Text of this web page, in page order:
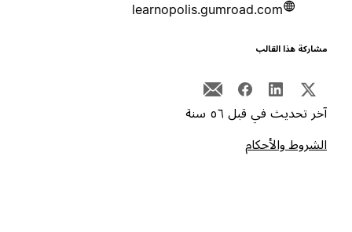
learnopolis.gumroad.com
هذا القالب
تحديث في قبل ٥٦ سنة
والأحكام